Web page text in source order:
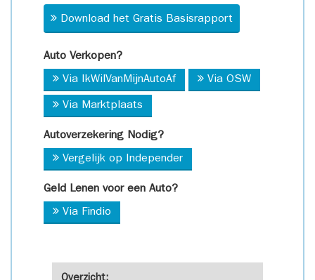
Download het Gratis Basisrapport
Auto Verkopen?
Via IkWilVanMijnAutoAf Via OSW
Via Marktplaats
Autoverzekering Nodig?
Vergelijk op Independer
Geld Lenen voor een Auto?
Via Findio